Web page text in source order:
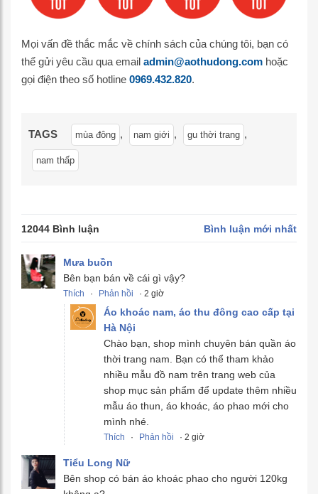
Mọi vấn đề thắc mắc về chính sách của chúng tôi, bạn có
thể gửi yêu cầu qua email admin@aothudong.com hoặc
gọi điện theo số hotline 0969.432.820.
TAGS mùa đông , nam giới , gu thời trang ,
nam thấp
12044 Bình luận Bình luận mới nhất
Mưa buồn
Bên bạn bán về cái gì vậy?
Thích · Phản hồi · 2 giờ
Áo khoác nam, áo thu đông cao cấp tại
Hà Nội
Chào bạn, shop mình chuyên bán quần áo
thời trang nam. Bạn có thể tham khảo
nhiều mẫu đồ nam trên trang web của
shop mục sản phẩm để update thêm nhiều
mẫu áo thun, áo khoác, áo phao mới cho
mình nhé.
Thích · Phản hồi · 2 giờ
Tiểu Long Nữ
Bên shop có bán áo khoác phao cho người 120kg